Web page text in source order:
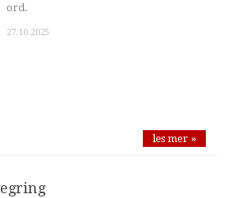
ord.
27.10.2025
les mer »